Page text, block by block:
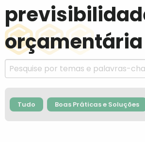
orçamentária
Tudo Boas Práticas e Soluções